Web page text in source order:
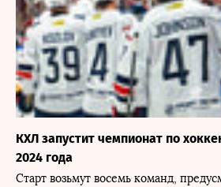
КХЛ запустит чемпионат по
2024 года
Старт возьмут восемь команд,